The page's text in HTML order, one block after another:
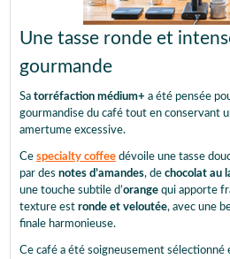
Une tasse ronde et
gourmande
Sa torréfaction médium+ a été pensée
gourmandise du café tout en conservant
amertume excessive.
Ce specialty coffee dévoile une tasse
par des notes d’amandes, de chocolat au
une touche subtile d’orange qui apporte
texture est ronde et veloutée, avec une
finale harmonieuse.
Ce café a été soigneusement